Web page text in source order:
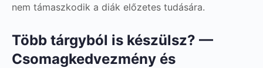
nem támaszkodik a diák előzetes tudására.
Több tárgyból is készülsz? —
Csomagkedvezmény és